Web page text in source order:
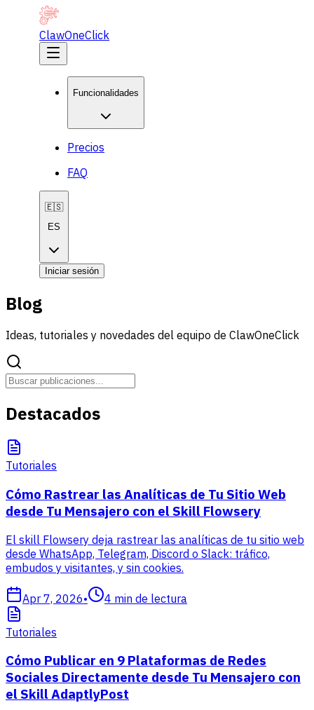
ClawOneClick
Funcionalidades
Precios
FAQ
🇪🇸
ES
Iniciar sesión
Blog
Ideas, tutoriales y novedades del equipo de ClawOneClick
Destacados
Tutoriales
Cómo Rastrear las Analíticas de Tu Sitio Web
desde Tu Mensajero con el Skill Flowsery
El skill Flowsery deja rastrear las analíticas de tu sitio web
desde WhatsApp, Telegram, Discord o Slack: tráfico,
embudos y visitantes, y sin cookies.
Apr 7, 2026• 4 min de lectura
Tutoriales
Cómo Publicar en 9 Plataformas de Redes
Sociales Directamente desde Tu Mensajero con
el Skill AdaptlyPost